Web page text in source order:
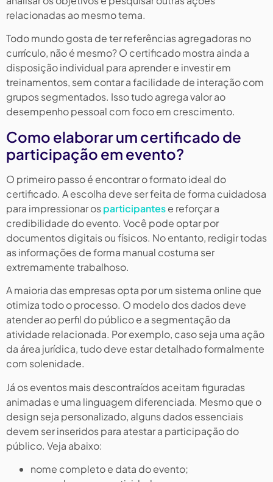
relacionadas ao mesmo tema.
Todo mundo gosta de ter referências agregadoras no
currículo, não é mesmo? O certificado mostra ainda a
disposição individual para aprender e investir em
treinamentos, sem contar a facilidade de interação com
grupos segmentados. Isso tudo agrega valor ao
desempenho pessoal com foco em crescimento.
Como elaborar um certificado de
participação em evento?
O primeiro passo é encontrar o formato ideal do
certificado. A escolha deve ser feita de forma cuidadosa
para impressionar osparticipantese reforçar a
credibilidade do evento. Você pode optar por
documentos digitais ou físicos. No entanto, redigir todas
as informações de forma manual costuma ser
extremamente trabalhoso.
A maioria das empresas opta por um sistema online que
otimiza todo o processo. O modelo dos dados deve
atender ao perfil do público e a segmentação da
atividade relacionada. Por exemplo, caso seja uma ação
da área jurídica, tudo deve estar detalhado formalmente
com solenidade.
Já os eventos mais descontraídos aceitam figuradas
animadas e uma linguagem diferenciada. Mesmo que o
design seja personalizado, alguns dados essenciais
devem ser inseridos para atestar a participação do
público. Veja abaixo:
nome completo e data do evento;